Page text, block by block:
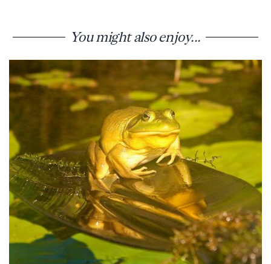
You might also enjoy...